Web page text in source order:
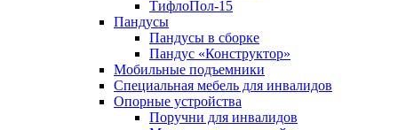
ТифлоПол-15
Пандусы
Пандусы в сборке
Пандус «Конструктор»
Мобильные подъемники
Специальная мебель для инвалидов
Опорные устройства
Поручни для инвалидов